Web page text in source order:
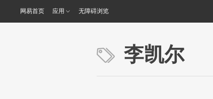
网易首页 应用 无障碍浏览
李凯尔